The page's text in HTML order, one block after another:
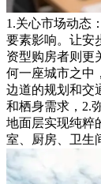
1.关心市场动态
要素影响。让安
资型购房者则更
何一座城市之中
边道的规划和交
和栖身需求，2.
地面层实现纯粹
室、厨房、卫生